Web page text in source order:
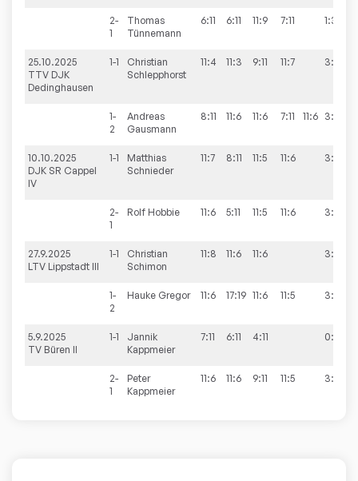
2-
1
Thomas
Tünnemann
6:11 6:11 11:9 7:11 1:3
25.10.2025
TTV DJK
Dedinghausen
1-1
Christian
Schlepphorst
11:4 11:3 9:11 11:7 3:1
1-
2
Andreas
Gausmann
8:11 11:6 11:6 7:11 11:6 3:2
10.10.2025
DJK SR Cappel
IV
1-1
Matthias
Schnieder
11:7 8:11 11:5 11:6 3:1
2-
1
Rolf Hobbie 11:6 5:11 11:5 11:6 3:1
27.9.2025
LTV Lippstadt III
1-1
Christian
Schimon
11:8 11:6 11:6 3:0
1-
2
Hauke Gregor 11:6 17:19 11:6 11:5 3:1
5.9.2025
TV Büren II
1-1
Jannik
Kappmeier
7:11 6:11 4:11 0:3
2-
1
Peter
Kappmeier
11:6 11:6 9:11 11:5 3:1